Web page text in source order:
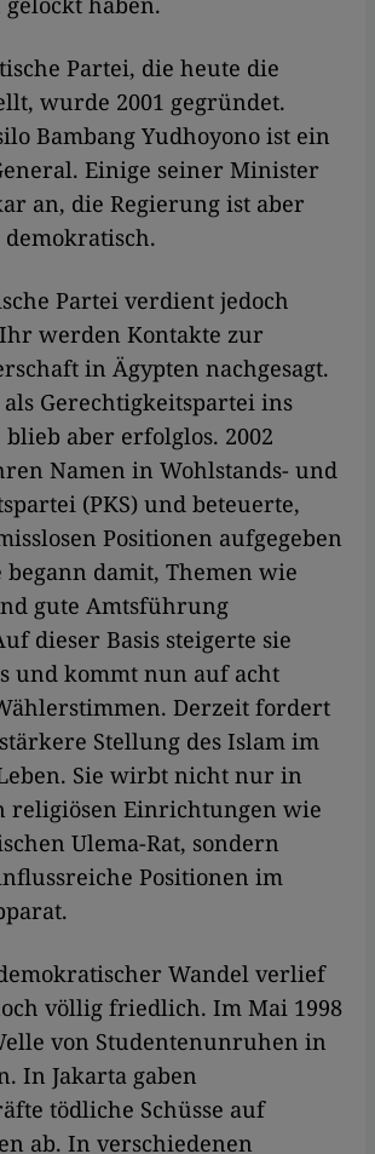
Partei, die heute die
wurde 2001 gegründet.
Bambang Yudhoyono ist ein
Einige seiner Minister
an, die Regierung ist aber
Partei verdient jedoch
werden Kontakte zur
in Ägypten nachgesagt.
als Gerechtigkeitspartei ins
aber erfolglos. 2002
Namen in Wohlstands- und
(PKS) und beteuerte,
Positionen aufgegeben
begann damit, Themen wie
gute Amtsführung
dieser Basis steigerte sie
und kommt nun auf acht
Derzeit fordert
Stellung des Islam im
Sie wirbt nicht nur in
religiösen Einrichtungen wie
Ulema-Rat, sondern
Positionen im
Wandel verlief
völlig friedlich. Im Mai 1998
von Studentenunruhen in
In Jakarta gaben
tödliche Schüsse auf
ab. In verschiedenen